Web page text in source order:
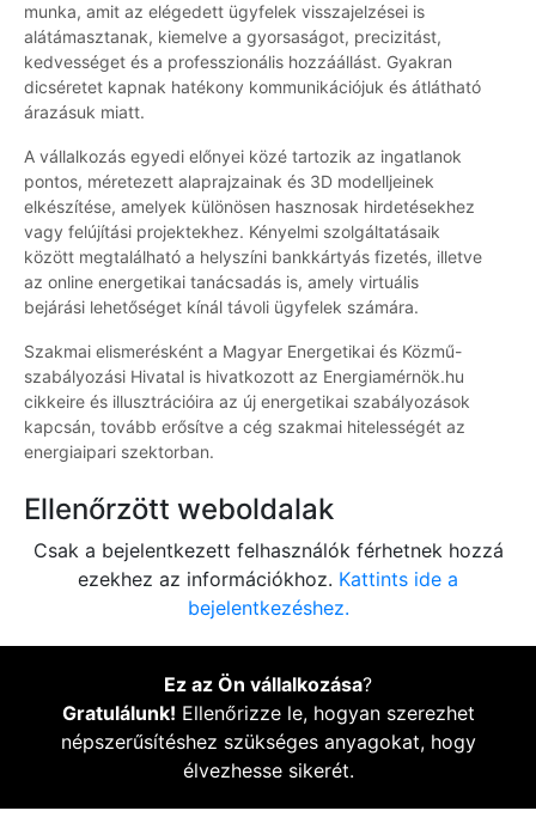
munka, amit az elégedett ügyfelek visszajelzései is
alátámasztanak, kiemelve a gyorsaságot, precizitást,
kedvességet és a professzionális hozzáállást. Gyakran
dicséretet kapnak hatékony kommunikációjuk és átlátható
árazásuk miatt.
A vállalkozás egyedi előnyei közé tartozik az ingatlanok
pontos, méretezett alaprajzainak és 3D modelljeinek
elkészítése, amelyek különösen hasznosak hirdetésekhez
vagy felújítási projektekhez. Kényelmi szolgáltatásaik
között megtalálható a helyszíni bankkártyás fizetés, illetve
az online energetikai tanácsadás is, amely virtuális
bejárási lehetőséget kínál távoli ügyfelek számára.
Szakmai elismerésként a Magyar Energetikai és Közmű-
szabályozási Hivatal is hivatkozott az Energiamérnök.hu
cikkeire és illusztrációira az új energetikai szabályozások
kapcsán, tovább erősítve a cég szakmai hitelességét az
energiaipari szektorban.
Ellenőrzött weboldalak
Csak a bejelentkezett felhasználók férhetnek hozzá
ezekhez az információkhoz. Kattints ide a
bejelentkezéshez.
Ez az Ön vállalkozása?
Gratulálunk! Ellenőrizze le, hogyan szerezhet
népszerűsítéshez szükséges anyagokat, hogy
élvezhesse sikerét.